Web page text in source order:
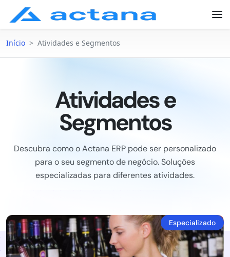
Início > Atividades e Segmentos
Atividades e
Segmentos
Descubra como o Actana ERP pode ser personalizado
para o seu segmento de negócio. Soluções
especializadas para diferentes atividades.
Especializado